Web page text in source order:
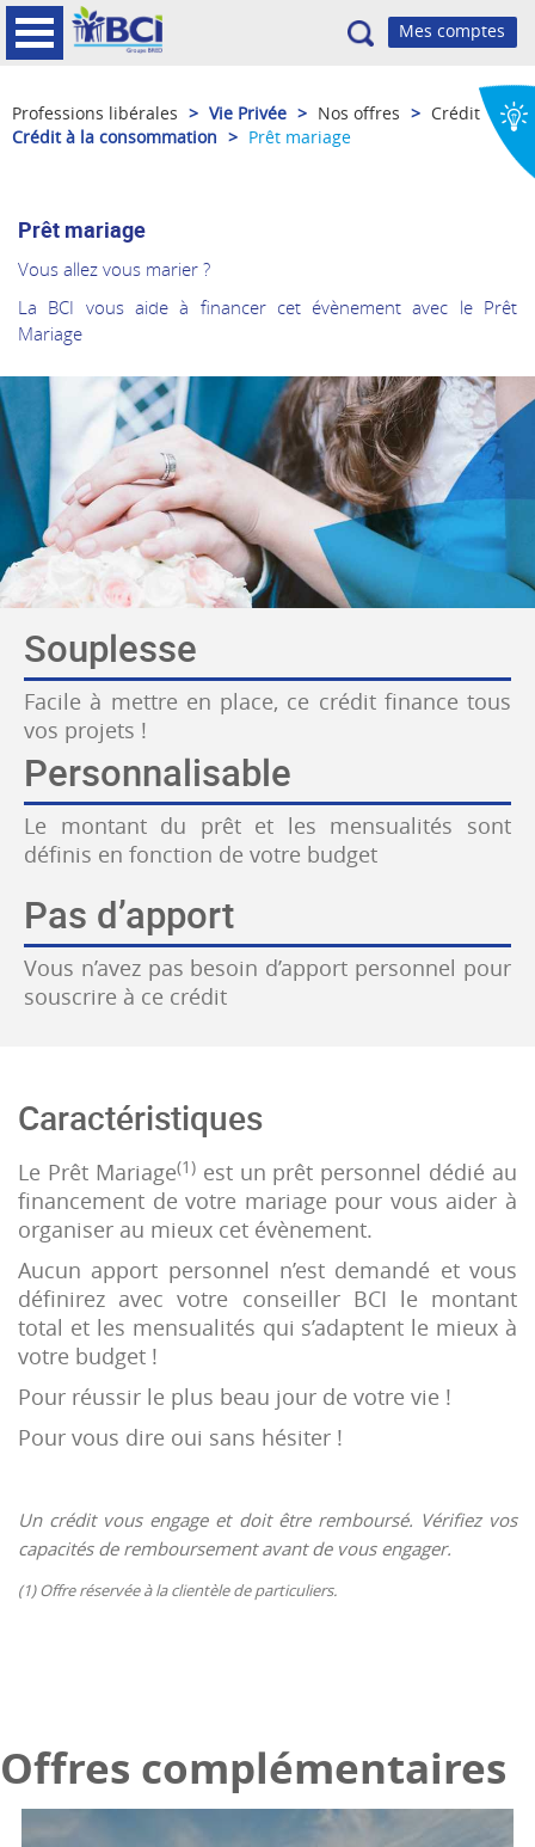
Recherche
Professions libérales > Vie Privée > Nos offres > Crédit
Crédit à la consommation > Prêt mariage
Prêt mariage
Vous allez vous marier ?
La BCI vous aide à financer cet évènement avec le Prêt
Mariage
Souplesse
Facile à mettre en place, ce crédit finance tous
vos projets !
Personnalisable
Le montant du prêt et les mensualités sont
définis en fonction de votre budget
Pas d’apport
Vous n’avez pas besoin d’apport personnel pour
souscrire à ce crédit
Caractéristiques
Le Prêt Mariage(1)est un prêt personnel dédié au
financement de votre mariage pour vous aider à
organiser au mieux cet évènement.
Aucun apport personnel n’est demandé et vous
définirez avec votre conseiller BCI le montant
total et les mensualités qui s’adaptent le mieux à
votre budget !
Pour réussir le plus beau jour de votre vie !
Pour vous dire oui sans hésiter !
Un crédit vous engage et doit être remboursé. Vérifiez vos
capacités de remboursement avant de vous engager.
(1) Offre réservée à la clientèle de particuliers.
Offres complémentaires